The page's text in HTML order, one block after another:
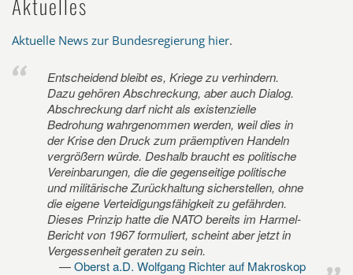
Aktuelles
Aktuelle News zur Bundesregierung hier.
Entscheidend bleibt es, Kriege zu verhindern.
Dazu gehören Abschreckung, aber auch Dialog.
Abschreckung darf nicht als existenzielle
Bedrohung wahrgenommen werden, weil dies in
der Krise den Druck zum präemptiven Handeln
vergrößern würde. Deshalb braucht es politische
Vereinbarungen, die die gegenseitige politische
und militärische Zurückhaltung sicherstellen, ohne
die eigene Verteidigungsfähigkeit zu gefährden.
Dieses Prinzip hatte die NATO bereits im Harmel-
Bericht von 1967 formuliert, scheint aber jetzt in
Vergessenheit geraten zu sein.
Oberst a.D. Wolfgang Richter auf Makroskop